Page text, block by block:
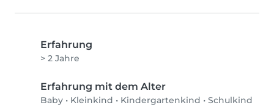
Erfahrung
> 2 Jahre
Erfahrung mit dem Alter
Baby • Kleinkind • Kindergartenkind • Schulkind